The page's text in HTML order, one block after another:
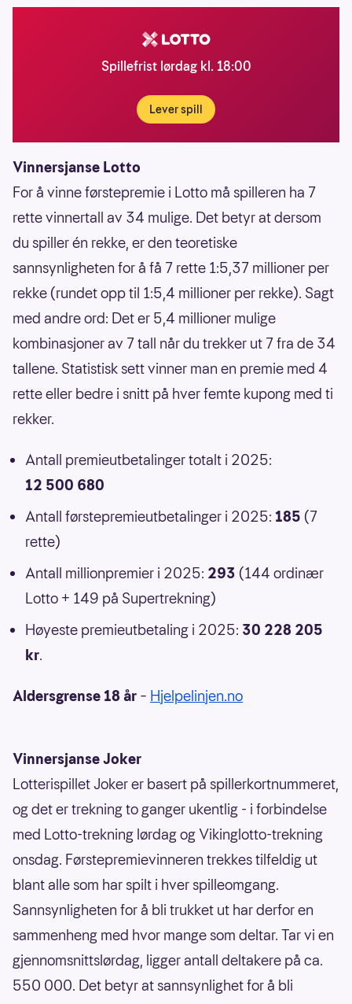
Spillefrist lørdag kl. 18:00
Lever spill
Vinnersjanse Lotto
For å vinne førstepremie i Lotto må spilleren ha 7
rette vinnertall av 34 mulige. Det betyr at dersom
du spiller én rekke, er den teoretiske
sannsynligheten for å få 7 rette 1:5,37 millioner per
rekke (rundet opp til 1:5,4 millioner per rekke). Sagt
med andre ord: Det er 5,4 millioner mulige
kombinasjoner av 7 tall når du trekker ut 7 fra de 34
tallene. Statistisk sett vinner man en premie med 4
rette eller bedre i snitt på hver femte kupong med ti
rekker.
Antall premieutbetalinger totalt i 2025:
12 500 680
Antall førstepremieutbetalinger i 2025: 185 (7
rette)
Antall millionpremier i 2025: 293 (144 ordinær
Lotto + 149 på Supertrekning)
Høyeste premieutbetaling i 2025: 30 228 205
kr.
Aldersgrense 18 år – Hjelpelinjen.no
Vinnersjanse Joker
Lotterispillet Joker er basert på spillerkortnummeret,
og det er trekning to ganger ukentlig - i forbindelse
med Lotto-trekning lørdag og Vikinglotto-trekning
onsdag. Førstepremievinneren trekkes tilfeldig ut
blant alle som har spilt i hver spilleomgang.
Sannsynligheten for å bli trukket ut har derfor en
sammenheng med hvor mange som deltar. Tar vi en
gjennomsnittslørdag, ligger antall deltakere på ca.
550 000. Det betyr at sannsynlighet for å bli